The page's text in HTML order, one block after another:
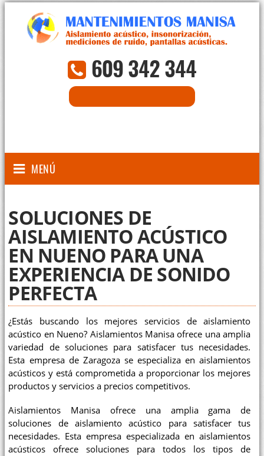
609 342 344
MENÚ
SOLUCIONES DE
AISLAMIENTO ACÚSTICO
EN NUENO PARA UNA
EXPERIENCIA DE SONIDO
PERFECTA
¿Estás buscando los mejores servicios de aislamiento
acústico en Nueno? Aislamientos Manisa ofrece una amplia
variedad de soluciones para satisfacer tus necesidades.
Esta empresa de Zaragoza se especializa en aislamientos
acústicos y está comprometida a proporcionar los mejores
productos y servicios a precios competitivos.
Aislamientos Manisa ofrece una amplia gama de
soluciones de aislamiento acústico para satisfacer tus
necesidades. Esta empresa especializada en aislamientos
acústicos ofrece soluciones para todos los tipos de